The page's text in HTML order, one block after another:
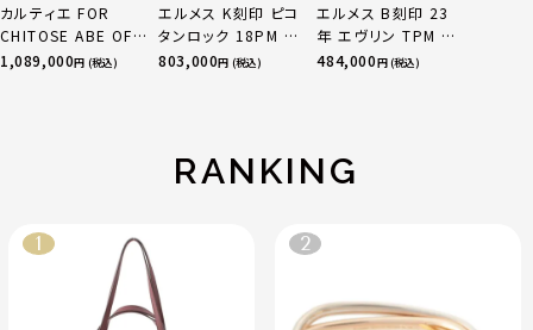
カルティエ FOR
CHITOSE ABE OF
sacai サカイ 750
1,089,000円 (税込)
エルメス K刻印 ピコ
タンロック 18PM ト
リヨン ハンドバッグ
803,000円 (税込)
エルメス B刻印 23
年 エヴリン TPM 16
アマゾン トリヨンク
484,000円 (税込)
RANKING